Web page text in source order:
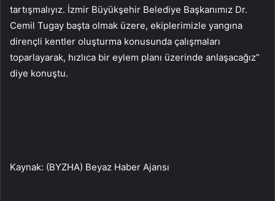
tartışmalıyız. İzmir Büyükşehir Belediye Başkanımız Dr.
Cemil Tugay başta olmak üzere, ekiplerimizle yangına
dirençli kentler oluşturma konusunda çalışmaları
toparlayarak, hızlıca bir eylem planı üzerinde anlaşacağız”
diye konuştu.
Kaynak: (BYZHA) Beyaz Haber Ajansı